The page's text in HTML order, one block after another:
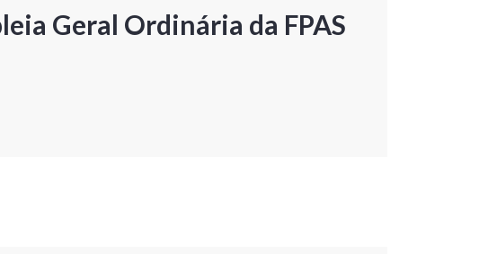
Geral Ordinária da FPAS